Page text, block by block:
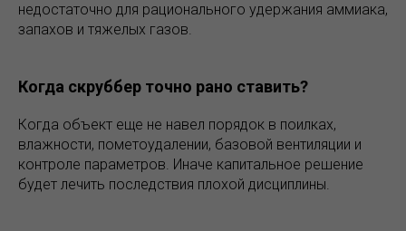
недостаточно для рационального удержания аммиака,
запахов и тяжелых газов.
Когда скруббер точно рано ставить?
Когда объект еще не навел порядок в поилках,
влажности, пометоудалении, базовой вентиляции и
контроле параметров. Иначе капитальное решение
будет лечить последствия плохой дисциплины.